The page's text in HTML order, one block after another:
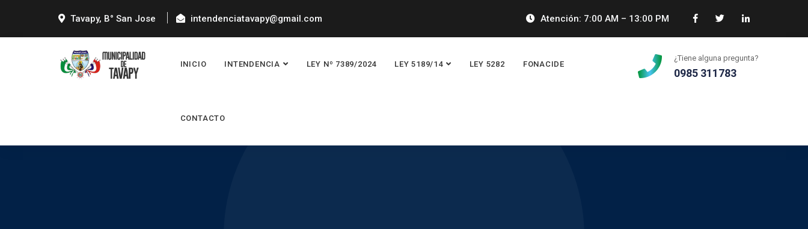
Tavapy, B° San Jose intendenciatavapy@gmail.com Atención: 7:00 AM – 13:00 PM
¿Tiene alguna pregunta?
0985 311783
INICIO INTENDENCIA LEY Nº 7389/2024 LEY 5189/14 LEY 5282 FONACIDE
CONTACTO